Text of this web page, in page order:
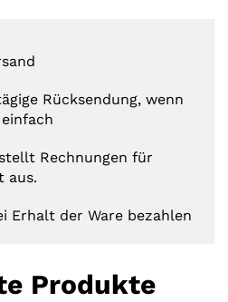
Rücksendung, wenn
Rechnungen für
aus.
Erhalt der Ware bezahlen
Produkte